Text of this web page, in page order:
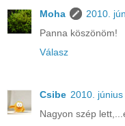
Moha
2010.
Panna köszönöm!
Válasz
Csibe 2010.
Nagyon szép